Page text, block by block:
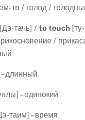
то / голод /
[Дэ-тачь] / to touch
/
длинный
– одинокий
таим] – время